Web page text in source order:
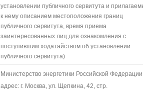
установлении публичного сервитута и
к нему описанием местоположения границ
публичного сервитута, время приема
заинтересованных лиц для ознакомления с
поступившим ходатайством об установлении
публичного сервитута)
Министерство энергетики Российской
адрес: г. Москва, ул. Щепкина, 42, стр.